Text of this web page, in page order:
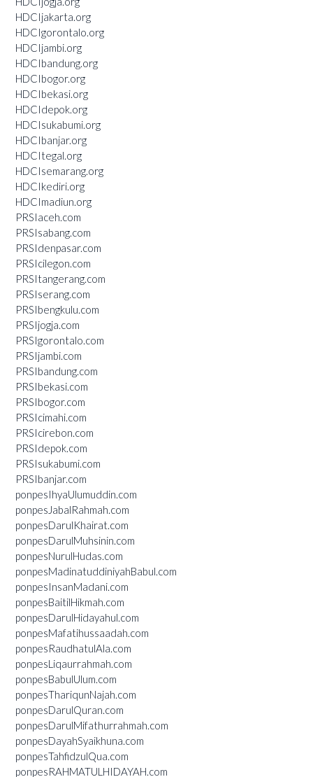
HDCIjakarta.org
HDCIgorontalo.org
HDCIjambi.org
HDCIbandung.org
HDCIbogor.org
HDCIbekasi.org
HDCIdepok.org
HDCIsukabumi.org
HDCIbanjar.org
HDCItegal.org
HDCIsemarang.org
HDCIkediri.org
HDCImadiun.org
PRSIaceh.com
PRSIsabang.com
PRSIdenpasar.com
PRSIcilegon.com
PRSItangerang.com
PRSIserang.com
PRSIbengkulu.com
PRSIjogja.com
PRSIgorontalo.com
PRSIjambi.com
PRSIbandung.com
PRSIbekasi.com
PRSIbogor.com
PRSIcimahi.com
PRSIcirebon.com
PRSIdepok.com
PRSIsukabumi.com
PRSIbanjar.com
ponpesIhyaUlumuddin.com
ponpesJabalRahmah.com
ponpesDarulKhairat.com
ponpesDarulMuhsinin.com
ponpesNurulHudas.com
ponpesMadinatuddiniyahBabul.com
ponpesInsanMadani.com
ponpesBaitilHikmah.com
ponpesDarulHidayahul.com
ponpesMafatihussaadah.com
ponpesRaudhatulAla.com
ponpesLiqaurrahmah.com
ponpesBabulUlum.com
ponpesThariqunNajah.com
ponpesDarulQuran.com
ponpesDarulMifathurrahmah.com
ponpesDayahSyaikhuna.com
ponpesTahfidzulQua.com
ponpesRAHMATULHIDAYAH.com